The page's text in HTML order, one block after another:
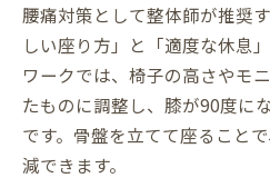
腰痛対策として整体師が推奨
しい座り方」と「適度な休息
ワークでは、椅子の高さやモ
たものに調整し、膝が90度に
です。骨盤を立てて座ること
減できます。